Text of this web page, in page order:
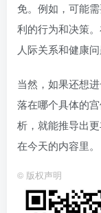
免。例如，可能
利的行为和决策
人际关系和健康
当然，如果还想
落在哪个具体的
析，就能推导出
在今天的内容里。
© 版权声明